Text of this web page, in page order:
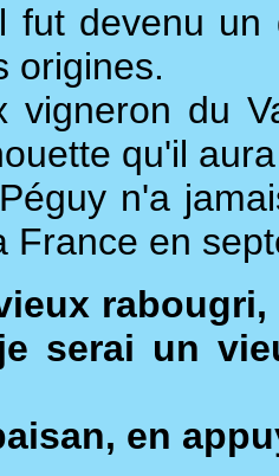
fut devenu
origines.
vigneron du
qu'il
n'a
France en
rabougri,
serai un
en